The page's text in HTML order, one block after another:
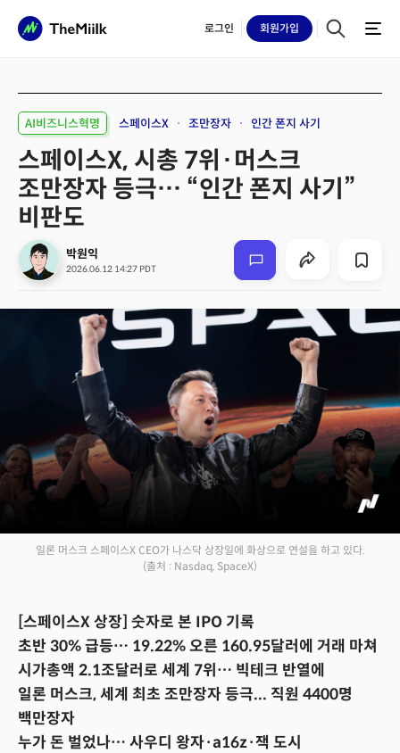
로그인 회원가입
AI비즈니스혁명 스페이스X 조만장자 인간 폰지 사기
스페이스X, 시총 7위·머스크
조만장자 등극… “인간 폰지 사기”
비판도
박원익
2026.06.12 14:27 PDT
일론 머스크 스페이스X CEO가 나스닥 상장일에 화상으로 연설을 하고 있다.
(출처 : Nasdaq, SpaceX)
[스페이스X 상장] 숫자로 본 IPO 기록
초반 30% 급등… 19.22% 오른 160.95달러에 거래 마쳐
시가총액 2.1조달러로 세계 7위… 빅테크 반열에
일론 머스크, 세계 최초 조만장자 등극... 직원 4400명
백만장자
누가 돈 벌었나… 사우디 왕자·a16z·잭 도시